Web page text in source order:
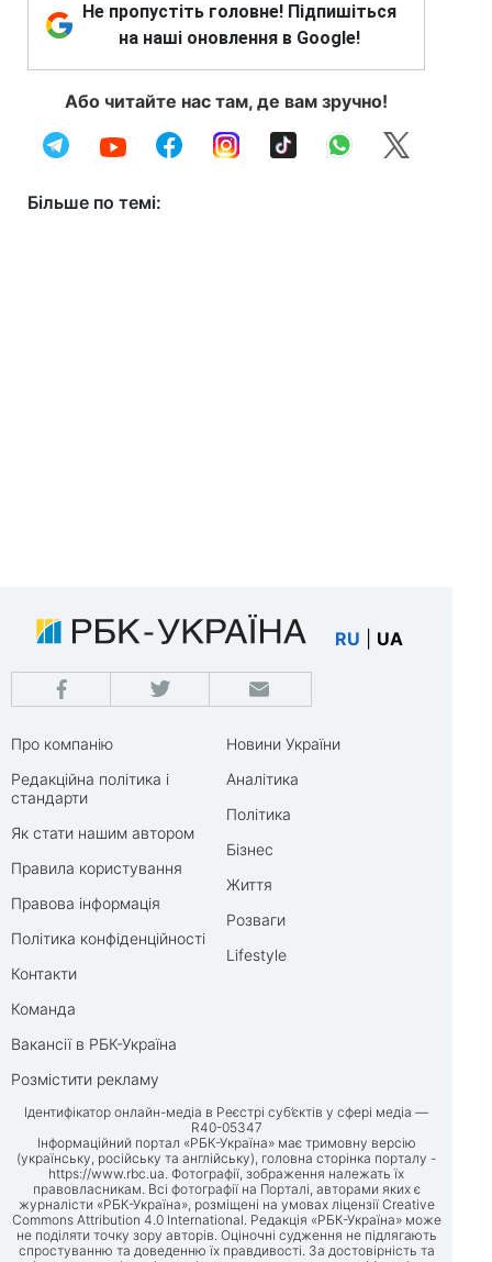
Не пропустіть головне! Підпишіться
на наші оновлення в Google!
Або читайте нас там, де вам зручно!
Більше по темі:
RU UA
Про компанію
Редакційна політика і
стандарти
Як стати нашим автором
Правила користування
Правова інформація
Політика конфіденційності
Контакти
Команда
Вакансії в РБК-Україна
Розмістити рекламу
Новини України
Аналітика
Політика
Бізнес
Життя
Розваги
Lifestyle
Ідентифікатор онлайн-медіа в Реєстрі суб’єктів у сфері медіа —
R40-05347
Інформаційний портал «РБК-Україна» має тримовну версію
(українську, російську та англійську), головна сторінка порталу -
https://www.rbc.ua. Фотографії, зображення належать їх
правовласникам. Всі фотографії на Порталі, авторами яких є
журналісти «РБК-Україна», розміщені на умовах ліцензії Creative
Commons Attribution 4.0 International. Редакція «РБК-Україна» може
не поділяти точку зору авторів. Оціночні судження не підлягають
спростуванню та доведенню їх правдивості. За достовірність та